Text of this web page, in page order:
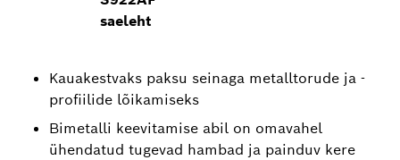
saeleht
Kauakestvaks paksu seinaga metalltorude ja -
profiilide lõikamiseks
Bimetalli keevitamise abil on omavahel
ühendatud tugevad hambad ja painduv kere